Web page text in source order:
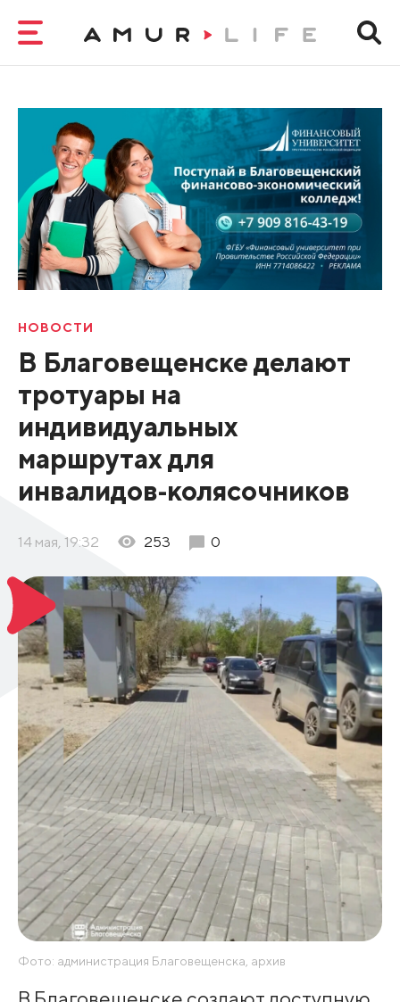
НОВОСТИ
В Благовещенске делают
тротуары на
индивидуальных
маршрутах для
инвалидов‑колясочников
14 мая, 19:32 253 0
Фото: администрация Благовещенска, архив